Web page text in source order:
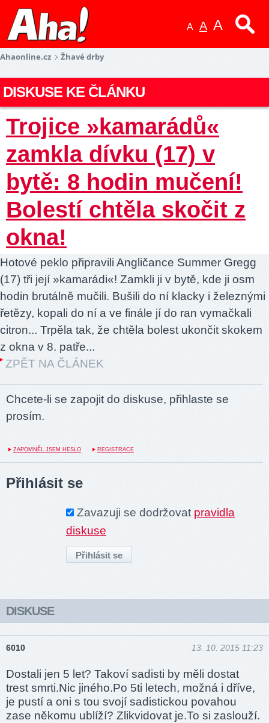
A A A
Ahaonline.cz Žhavé drby
DISKUSE KE ČLÁNKU
Trojice »kamarádů«
zamkla dívku (17) v
bytě: 8 hodin mučení!
Bolestí chtěla skočit z
okna!
Hotové peklo připravili Angličance Summer Gregg
(17) tři její »kamarádi«! Zamkli ji v bytě, kde ji osm
hodin brutálně mučili. Bušili do ní klacky i železnými
řetězy, kopali do ní a ve finále jí do ran vymačkali
citron... Trpěla tak, že chtěla bolest ukončit skokem
z okna v 8. patře...
ZPĚT NA ČLÁNEK
Chcete-li se zapojit do diskuse, přihlaste se
prosím.
ZAPOMNĚL JSEM HESLO REGISTRACE
Přihlásit se
Zavazuji se dodržovat pravidla
diskuse
DISKUSE
6010 13. 10. 2015 11:23
Dostali jen 5 let? Takoví sadisti by měli dostat
trest smrti.Nic jiného.Po 5ti letech, možná i dříve,
je pustí a oni s tou svojí sadistickou povahou
zase někomu ublíží? Zlikvidovat je.To si zaslouží.